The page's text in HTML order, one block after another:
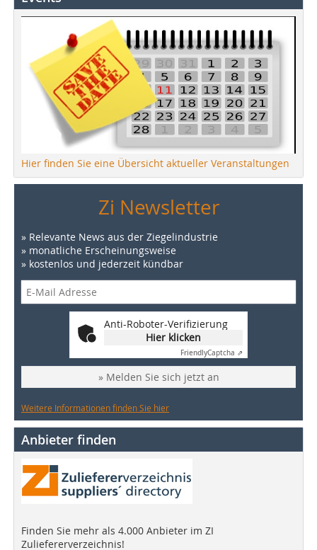
Hier finden Sie eine Übersicht aktueller Veranstaltungen
Zi Newsletter
» Relevante News aus der Ziegelindustrie
» monatliche Erscheinungsweise
» kostenlos und jederzeit kündbar
Anti-Roboter-Verifizierung
Hier klicken
FriendlyCaptcha ⇗
» Melden Sie sich jetzt an
Weitere Informationen finden Sie hier
Anbieter finden
Finden Sie mehr als 4.000 Anbieter im ZI
Zuliefererverzeichnis!